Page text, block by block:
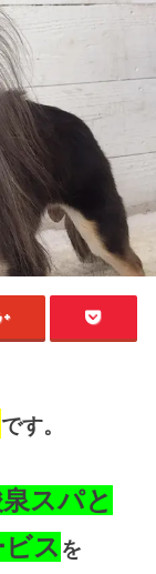
です。
スパと
ス を